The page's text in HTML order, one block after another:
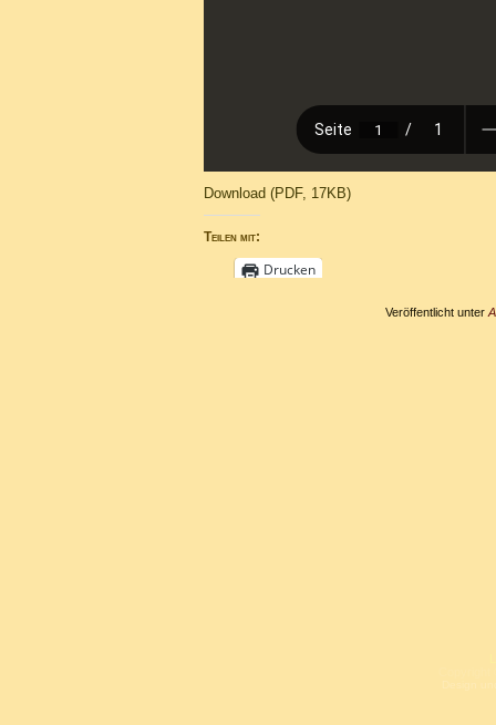
Download (PDF, 17KB)
Teilen mit:
Drucken
Veröffentlicht unter